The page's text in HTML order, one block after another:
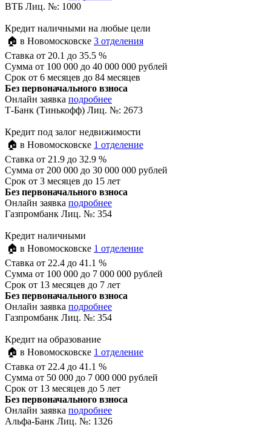
ВТБ Лиц. №: 1000
Кредит наличными на любые цели
🏠 в Новомосковске 3 отделения
Ставка от 20.1 до 35.5 %
Сумма от 100 000 до 40 000 000 рублей
Срок от 6 месяцев до 84 месяцев
Без первоначального взноса
Онлайн заявка подробнее
Т-Банк (Тинькофф) Лиц. №: 2673
Кредит под залог недвижимости
🏠 в Новомосковске 1 отделение
Ставка от 21.9 до 32.9 %
Сумма от 200 000 до 30 000 000 рублей
Срок от 3 месяцев до 15 лет
Без первоначального взноса
Онлайн заявка подробнее
Газпромбанк Лиц. №: 354
Кредит наличными
🏠 в Новомосковске 1 отделение
Ставка от 22.4 до 41.1 %
Сумма от 100 000 до 7 000 000 рублей
Срок от 13 месяцев до 7 лет
Без первоначального взноса
Онлайн заявка подробнее
Газпромбанк Лиц. №: 354
Кредит на образование
🏠 в Новомосковске 1 отделение
Ставка от 22.4 до 41.1 %
Сумма от 50 000 до 7 000 000 рублей
Срок от 13 месяцев до 5 лет
Без первоначального взноса
Онлайн заявка подробнее
Альфа-Банк Лиц. №: 1326